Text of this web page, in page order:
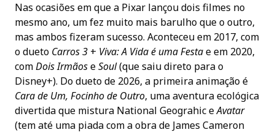
Nas ocasiões em que a Pixar lançou dois filmes no
mesmo ano, um fez muito mais barulho que o outro,
mas ambos fizeram sucesso. Aconteceu em 2017, com
o dueto Carros 3 + Viva: A Vida é uma Festae em 2020,
comDois IrmãoseSoul(que saiu direto para o
Disney+). Do dueto de 2026, a primeira animação é
Cara de Um, Focinho de Outro, uma aventura ecológica
divertida que mistura National Geograhic eAvatar
(tem até uma piada com a obra de James Cameron